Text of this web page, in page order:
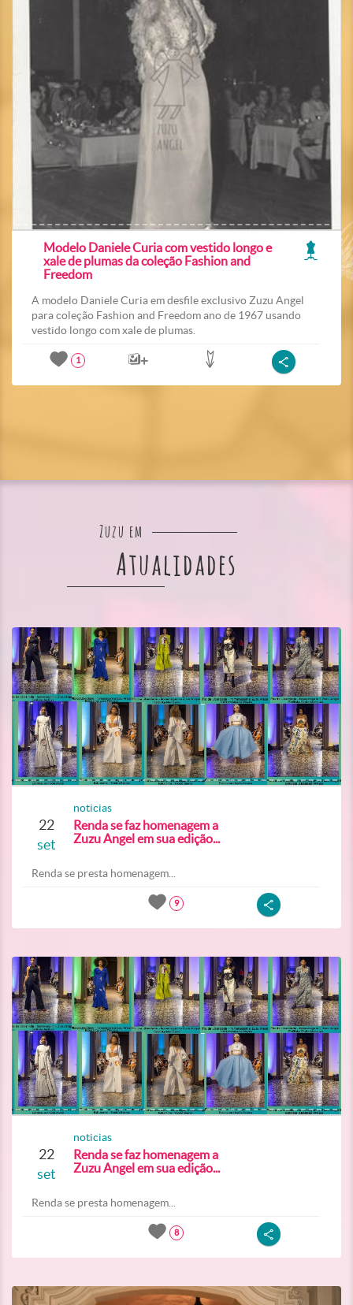
Modelo Daniele Curia com vestido longo e
xale de plumas da coleção Fashion and
Freedom
A modelo Daniele Curia em desfile exclusivo Zuzu Angel
para coleção Fashion and Freedom ano de 1967 usando
vestido longo com xale de plumas.
1
Zuzu em
Atualidades
22
set
noticias
Renda se faz homenagem a
Zuzu Angel em sua edição...
Renda se presta homenagem...
9
22
set
noticias
Renda se faz homenagem a
Zuzu Angel em sua edição...
Renda se presta homenagem...
8